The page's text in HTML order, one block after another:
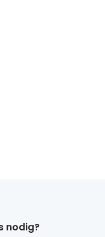
nodig?